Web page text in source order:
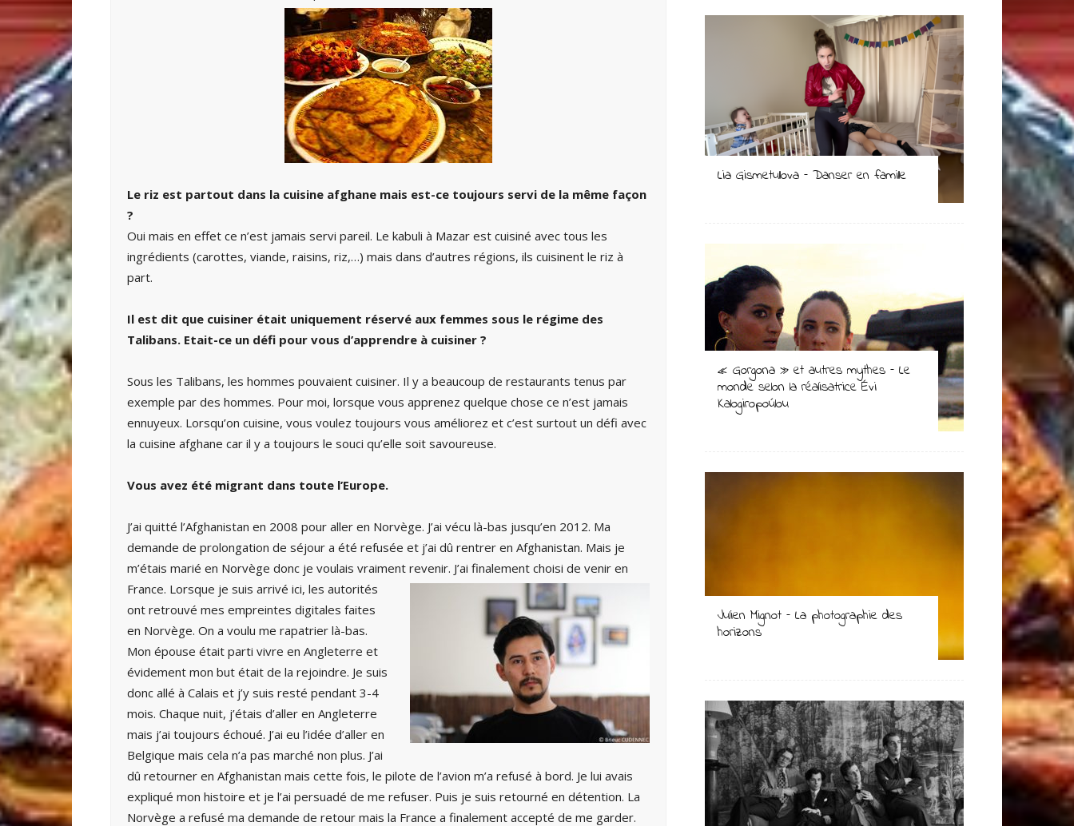
Le riz est partout dans la cuisine afghane mais est-ce toujours servi de la même façon
?
Oui mais en effet ce n’est jamais servi pareil. Le kabuli à Mazar est cuisiné avec tous les
ingrédients (carottes, viande, raisins, riz,…) mais dans d’autres régions, ils cuisinent le riz à
part.
Il est dit que cuisiner était uniquement réservé aux femmes sous le régime des
Talibans. Etait-ce un défi pour vous d’apprendre à cuisiner ?
Sous les Talibans, les hommes pouvaient cuisiner. Il y a beaucoup de restaurants tenus par
exemple par des hommes. Pour moi, lorsque vous apprenez quelque chose ce n’est jamais
ennuyeux. Lorsqu’on cuisine, vous voulez toujours vous améliorez et c’est surtout un défi avec
la cuisine afghane car il y a toujours le souci qu’elle soit savoureuse.
Vous avez été migrant dans toute l’Europe.
J’ai quitté l’Afghanistan en 2008 pour aller en Norvège. J’ai vécu là-bas jusqu’en 2012. Ma
demande de prolongation de séjour a été refusée et j’ai dû rentrer en Afghanistan. Mais je
m’étais marié en Norvège donc je voulais vraiment revenir. J’ai finalement choisi de venir en
France. Lorsque je suis arrivé ici, les autorités
ont retrouvé mes empreintes digitales faites
en Norvège. On a voulu me rapatrier là-bas.
Mon épouse était parti vivre en Angleterre et
évidement mon but était de la rejoindre. Je suis
donc allé à Calais et j’y suis resté pendant 3-4
mois. Chaque nuit, j’étais d’aller en Angleterre
mais j’ai toujours échoué. J’ai eu l’idée d’aller en
Belgique mais cela n’a pas marché non plus. J’ai
dû retourner en Afghanistan mais cette fois, le pilote de l’avion m’a refusé à bord. Je lui avais
expliqué mon histoire et je l’ai persuadé de me refuser. Puis je suis retourné en détention. La
Norvège a refusé ma demande de retour mais la France a finalement accepté de me garder.
Lia Gismetullova – Danser en famille
« Gorgona » et autres mythes – Le
monde selon la réalisatrice Évi
Kalogiropoúlou
Julien Mignot – La photographie des
horizons